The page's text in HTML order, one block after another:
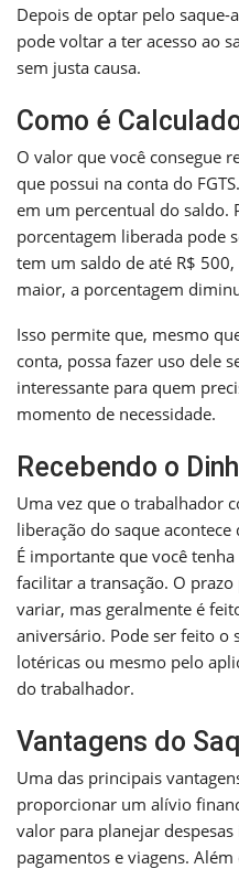
Depois de optar pelo
pode voltar a ter acesso ao
sem justa causa.
Como é
O valor que você consegue
que possui na conta do
em um percentual do saldo.
porcentagem liberada pode
tem um saldo de até R$
maior, a porcentagem
Isso permite que, mesmo
conta, possa fazer uso dele
interessante para quem
momento de necessidade.
Recebendo o
Uma vez que o trabalhador
liberação do saque
É importante que você
facilitar a transação. O
variar, mas geralmente é
aniversário. Pode ser feito o
lotéricas ou mesmo pelo
do trabalhador.
Vantagens do
Uma das principais
proporcionar um alívio
valor para planejar
pagamentos e viagens.